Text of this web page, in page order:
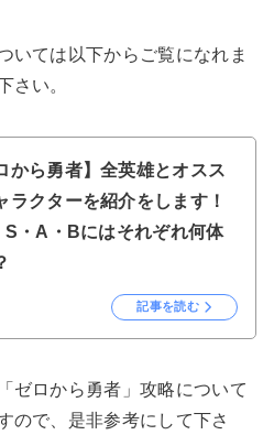
いては以下からご覧になれま
さい。
から勇者】全英雄とオスス
ラクターを紹介をします！
S・A・Bにはそれぞれ何体
記事を読む
ゼロから勇者」攻略について
ので、是非参考にして下さ